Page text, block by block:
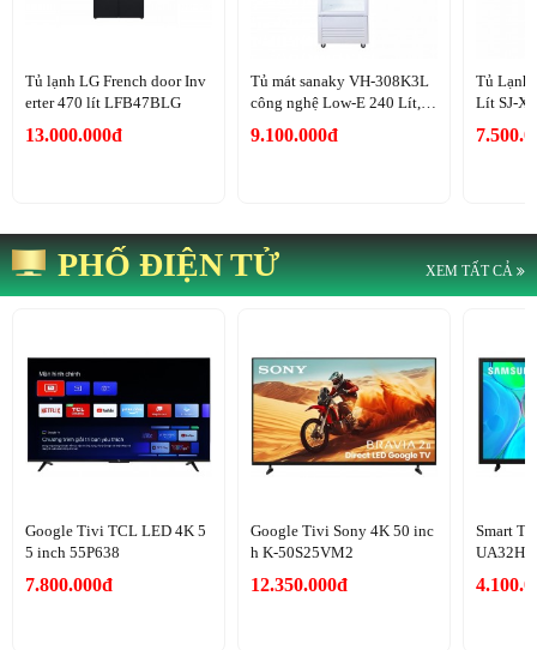
Tủ lạnh LG French door Inv
erter 470 lít LFB47BLG
13.000.000đ
Tủ mát sanaky VH-308K3L
công nghệ Low-E 240 Lít, 1
9.100.000đ
Tủ Lạnh
Lít SJ-
PHỐ ĐIỆN TỬ XEM TẤT CẢ
Google Tivi TCL LED 4K 5
5 inch 55P638
7.800.000đ
Google Tivi Sony 4K 50 inc
h K-50S25VM2
12.350.000đ
Smart